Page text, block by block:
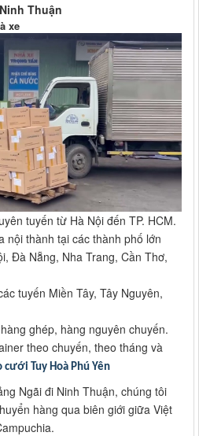
Thuận
xe
tuyến từ Hà Nội đến TP. HCM.
nội thành tại các thành phố lớn
Đà Nẵng, Nha Trang, Cần Thơ,
tuyến Miền Tây, Tây Nguyên,
ghép, hàng nguyên chuyến.
theo chuyến, theo tháng và
cưới Tuy Hoà Phú Yên
Ngãi đi Ninh Thuận, chúng tôi
hàng qua biên giới giữa Việt